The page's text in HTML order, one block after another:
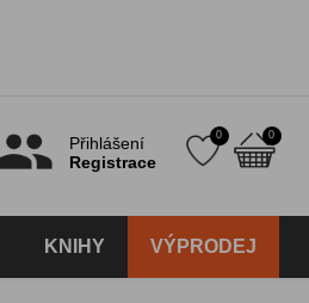
Přihlášení
Registrace
0 0
KNIHY VÝPRODEJ